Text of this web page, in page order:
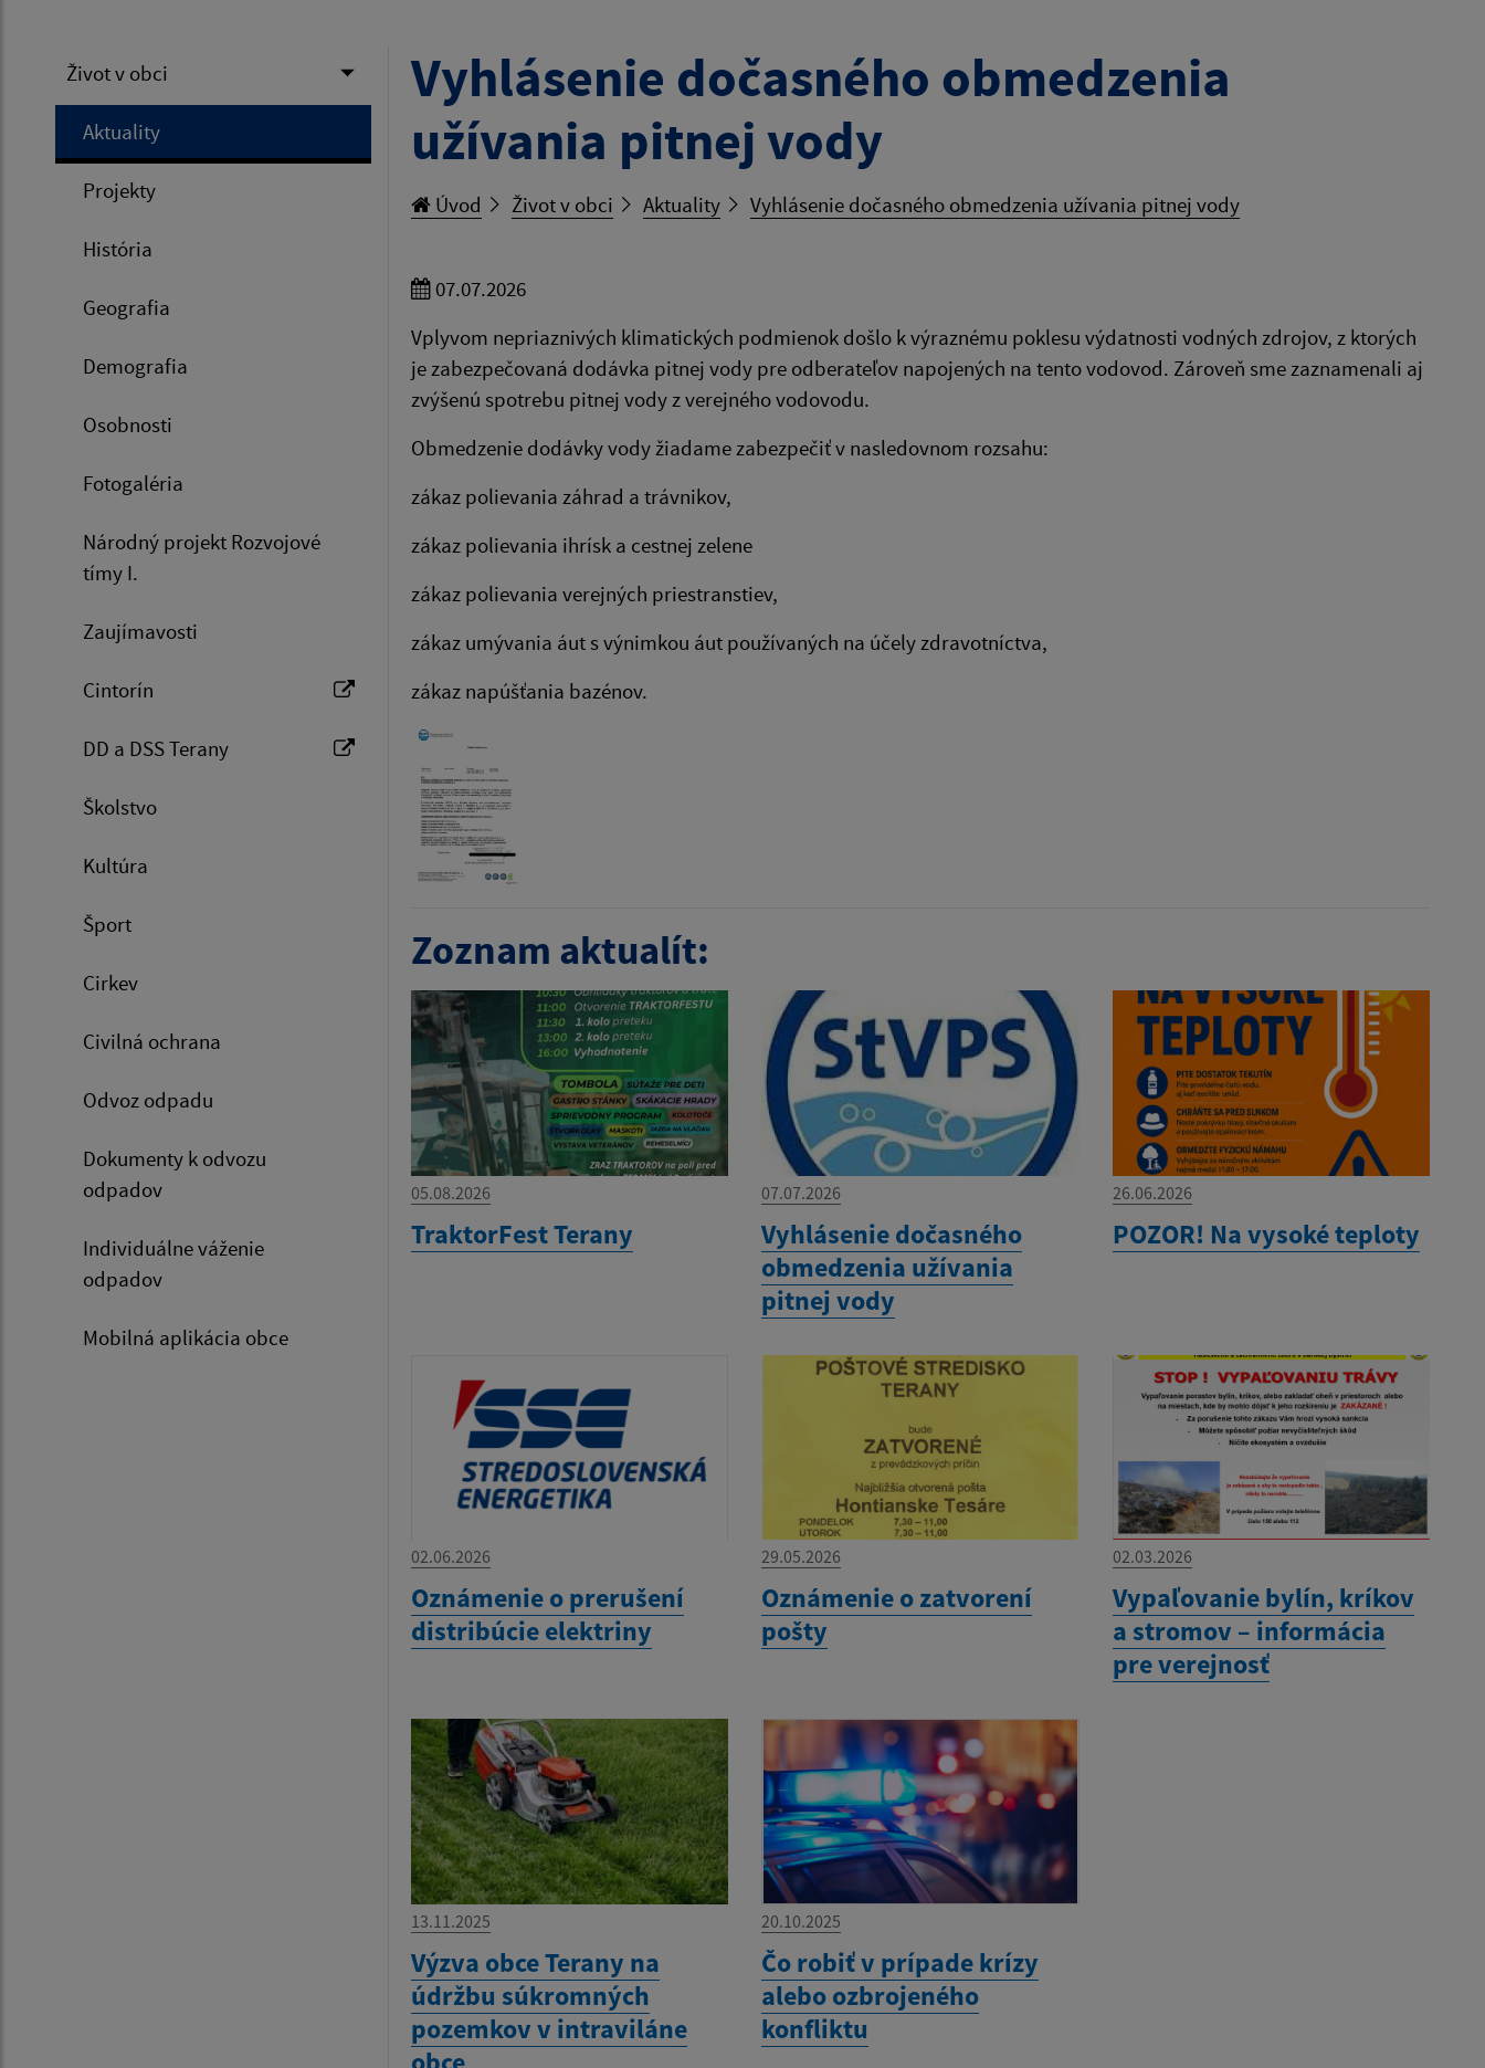
Život v obci
Aktuality
Projekty
História
Geografia
Demografia
Osobnosti
Fotogaléria
Národný projekt Rozvojové
tímy I.
Zaujímavosti
Cintorín
DD a DSS Terany
Školstvo
Kultúra
Šport
Cirkev
Civilná ochrana
Odvoz odpadu
Dokumenty k odvozu
odpadov
Individuálne váženie
odpadov
Mobilná aplikácia obce
Vyhlásenie dočasného obmedzenia
užívania pitnej vody
Úvod Život v obci Aktuality Vyhlásenie dočasného obmedzenia užívania pitnej vody
07.07.2026
Vplyvom nepriaznivých klimatických podmienok došlo k výraznému poklesu výdatnosti vodných zdrojov, z ktorých
je zabezpečovaná dodávka pitnej vody pre odberateľov napojených na tento vodovod. Zároveň sme zaznamenali aj
zvýšenú spotrebu pitnej vody z verejného vodovodu.
Obmedzenie dodávky vody žiadame zabezpečiť v nasledovnom rozsahu:
zákaz polievania záhrad a trávnikov,
zákaz polievania ihrísk a cestnej zelene
zákaz polievania verejných priestranstiev,
zákaz umývania áut s výnimkou áut používaných na účely zdravotníctva,
zákaz napúšťania bazénov.
Zoznam aktualít:
05.08.2026
TraktorFest Terany
07.07.2026
Vyhlásenie dočasného
obmedzenia užívania
pitnej vody
26.06.2026
POZOR! Na vysoké teploty
02.06.2026
Oznámenie o prerušení
distribúcie elektriny
29.05.2026
Oznámenie o zatvorení
pošty
02.03.2026
Vypaľovanie bylín, kríkov
a stromov – informácia
pre verejnosť
13.11.2025
Výzva obce Terany na
údržbu súkromných
pozemkov v intraviláne
20.10.2025
Čo robiť v prípade krízy
alebo ozbrojeného
konfliktu